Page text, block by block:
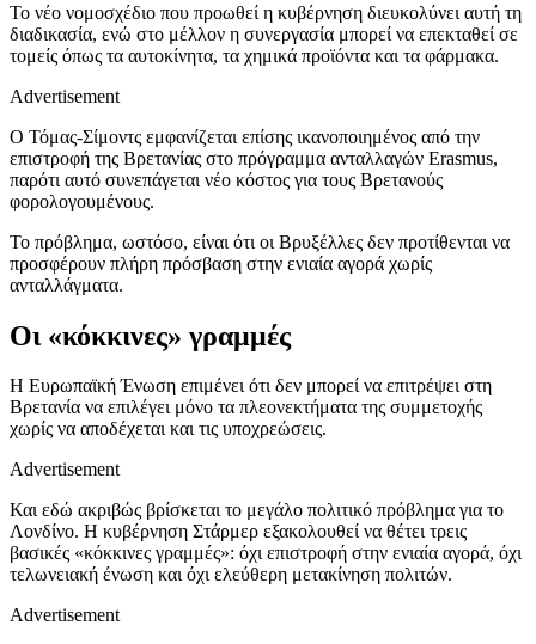
Το νέο νομοσχέδιο που προωθεί η κυβέρνηση διευκολύνει αυτή τη
διαδικασία, ενώ στο μέλλον η συνεργασία μπορεί να επεκταθεί σε
τομείς όπως τα αυτοκίνητα, τα χημικά προϊόντα και τα φάρμακα.
Advertisement
Ο Τόμας-Σίμοντς εμφανίζεται επίσης ικανοποιημένος από την
επιστροφή της Βρετανίας στο πρόγραμμα ανταλλαγών Erasmus,
παρότι αυτό συνεπάγεται νέο κόστος για τους Βρετανούς
φορολογουμένους.
Το πρόβλημα, ωστόσο, είναι ότι οι Βρυξέλλες δεν προτίθενται να
προσφέρουν πλήρη πρόσβαση στην ενιαία αγορά χωρίς
ανταλλάγματα.
Οι «κόκκινες» γραμμές
Η Ευρωπαϊκή Ένωση επιμένει ότι δεν μπορεί να επιτρέψει στη
Βρετανία να επιλέγει μόνο τα πλεονεκτήματα της συμμετοχής
χωρίς να αποδέχεται και τις υποχρεώσεις.
Advertisement
Και εδώ ακριβώς βρίσκεται το μεγάλο πολιτικό πρόβλημα για το
Λονδίνο. Η κυβέρνηση Στάρμερ εξακολουθεί να θέτει τρεις
βασικές «κόκκινες γραμμές»: όχι επιστροφή στην ενιαία αγορά, όχι
τελωνειακή ένωση και όχι ελεύθερη μετακίνηση πολιτών.
Advertisement